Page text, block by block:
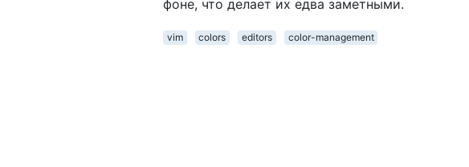
vim colors editors color-management